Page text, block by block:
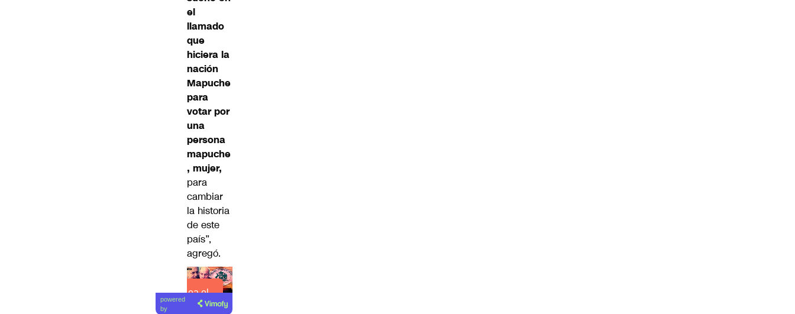
el
llamado
que
hiciera la
nación
Mapuche
para
votar por
una
persona
mapuche
, mujer,
para
cambiar
la historia
de este
país”,
agregó.
Lea el
artículo
powered
by